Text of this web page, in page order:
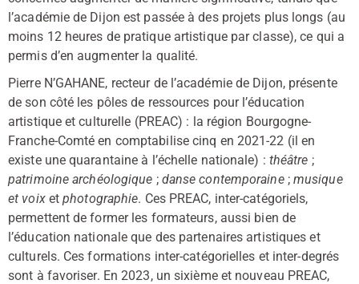
l’académie de Dijon est passée à des projets plus longs (au
moins 12 heures de pratique artistique par classe), ce qui a
permis d’en augmenter la qualité.
Pierre N’GAHANE, recteur de l’académie de Dijon, présente
de son côté les pôles de ressources pour l’éducation
artistique et culturelle (PREAC) : la région Bourgogne-
Franche-Comté en comptabilise cinq en 2021-22 (il en
existe une quarantaine à l’échelle nationale) : théâtre ;
patrimoine archéologique ; danse contemporaine; musique
et voixetphotographie. Ces PREAC, inter-catégoriels,
permettent de former les formateurs, aussi bien de
l’éducation nationale que des partenaires artistiques et
culturels. Ces formations inter-catégorielles et inter-degrés
sont à favoriser. En 2023, un sixième et nouveau PREAC,